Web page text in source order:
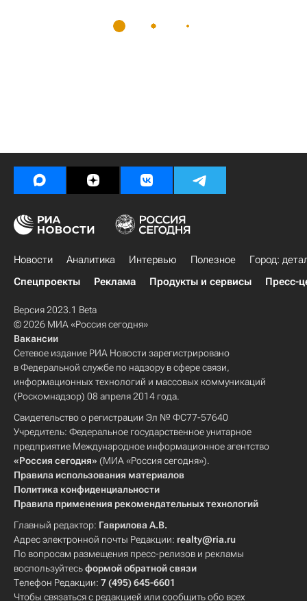
Новости Аналитика Интервью Полезное
Город:
Спецпроекты
Реклама Продукты и сервисы Пресс-
Версия 2023.1 Beta
© 2026 МИА «Россия сегодня»
Вакансии
Сетевое издание РИА Новости зарегистрировано
в Федеральной службе по надзору в сфере связи,
информационных технологий и массовых коммуникаций
(Роскомнадзор) 08 апреля 2014 года.
Свидетельство о регистрации Эл № ФС77-57640
Учредитель: Федеральное государственное унитарное
предприятие Международное информационное агентство
«Россия сегодня» (МИА «Россия сегодня»).
Правила использования материалов
Политика конфиденциальности
Правила применения рекомендательных технологий
Главный редактор: Гаврилова А.В.
Адрес электронной почты Редакции: realty@ria.ru
По вопросам размещения пресс-релизов и рекламы
воспользуйтесьформой обратной связи
Телефон Редакции: 7 (495) 645-6601
Чтобы связаться с редакцией или сообщить обо всех